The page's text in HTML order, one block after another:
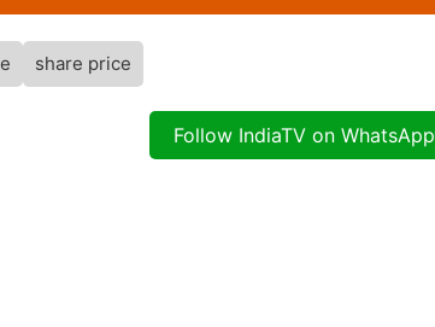
share price
Follow IndiaTV on WhatsApp